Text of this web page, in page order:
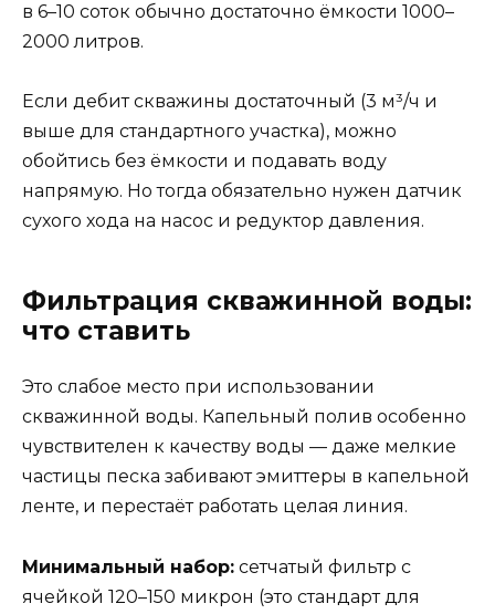
в 6–10 соток обычно достаточно ёмкости 1000–
2000 литров.
Если дебит скважины достаточный (3 м³/ч и
выше для стандартного участка), можно
обойтись без ёмкости и подавать воду
напрямую. Но тогда обязательно нужен датчик
сухого хода на насос и редуктор давления.
Фильтрация скважинной воды:
что ставить
Это слабое место при использовании
скважинной воды. Капельный полив особенно
чувствителен к качеству воды — даже мелкие
частицы песка забивают эмиттеры в капельной
ленте, и перестаёт работать целая линия.
Минимальный набор: сетчатый фильтр с
ячейкой 120–150 микрон (это стандарт для